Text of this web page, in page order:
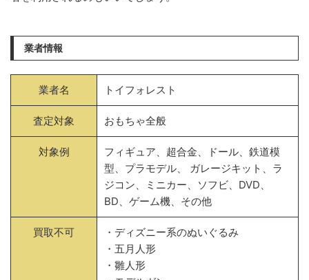
業者情報
業者名 トイフォレスト
査定対象 おもちゃ全般
対象例
フィギュア、超合金、ドール、鉄道模
型、プラモデル、 ガレージキット、ラ
ジコン、ミニカー、ソフビ、DVD、
BD、ゲーム機、その他
買取不可
・ディズニー系のぬいぐるみ
・五月人形
・雛人形